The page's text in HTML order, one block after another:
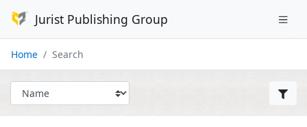
Jurist Publishing Group
Home Search